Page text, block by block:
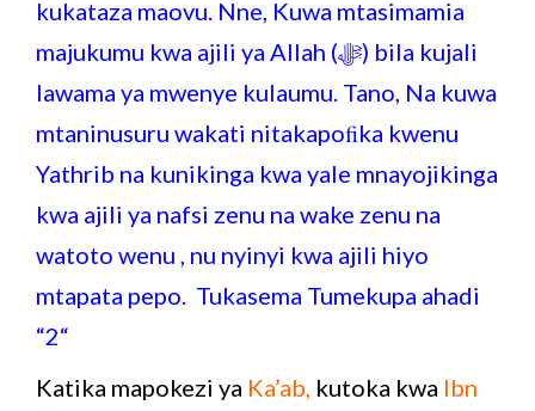
kukataza maovu. Nne, Kuwa mtasimamia
majukumu kwa ajili ya Allah (ﷻ) bila kujali
lawama ya mwenye kulaumu. Tano, Na kuwa
mtaninusuru wakati nitakapoﬁka kwenu
Yathrib na kunikinga kwa yale mnayojikinga
kwa ajili ya nafsi zenu na wake zenu na
watoto wenu , nu nyinyi kwa ajili hiyo
mtapata pepo. Tukasema Tumekupa ahadi
“2“
Katika mapokezi ya Ka’ab, kutoka kwa Ibn